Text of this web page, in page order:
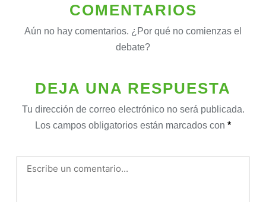
COMENTARIOS
Aún no hay comentarios. ¿Por qué no comienzas el
debate?
DEJA UNA RESPUESTA
Tu dirección de correo electrónico no será publicada.
Los campos obligatorios están marcados con *